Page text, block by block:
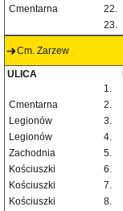
Cmentarna
22.
23.
Cm. Zarzew
ULICA
1.
Cmentarna
2.
Legionów
3.
Legionów
4.
Zachodnia
5.
Kościuszki
6.
Kościuszki
7.
Kościuszki
8.